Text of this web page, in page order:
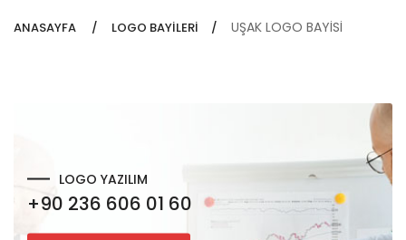
ANASAYFA LOGO BAYİLERİ UŞAK LOGO BAYİSİ
LOGO YAZILIM
+90 236 606 01 60